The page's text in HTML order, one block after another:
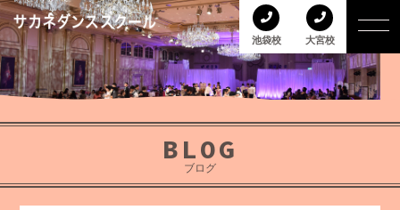
池袋校 大宮校
BLOG
ブログ